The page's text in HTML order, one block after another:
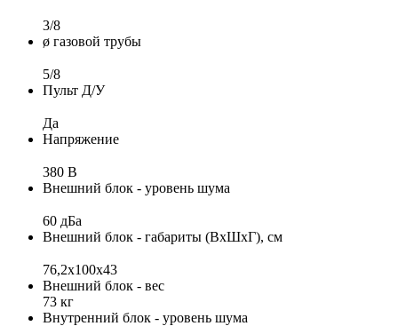
3/8
ø газовой трубы
5/8
Пульт Д/У
Да
Напряжение
380 В
Внешний блок - уровень шума
60 дБа
Внешний блок - габариты (ВхШхГ), см
76,2х100х43
Внешний блок - вес
73 кг
Внутренний блок - уровень шума